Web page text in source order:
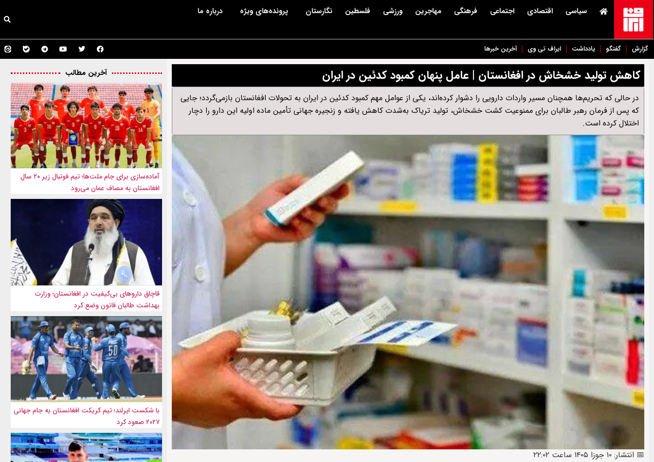
سیاسی اقتصادی اجتماعی فرهنگی مهاجرین ورزشی فلسطین نگارستان پرونده‌های ویژه درباره ما
گزارش گفتگو یادداشت ایراف تی وی آخرین خبرها
کاهش تولید خشخاش در افغانستان | عامل پنهان کمبود کدئین در ایران
در حالی که تحریم‌ها همچنان مسیر واردات دارویی را دشوار کرده‌اند، یکی از عوامل مهم کمبود کدئین در ایران به تحولات افغانستان بازمی‌گردد؛ جایی
که پس از فرمان رهبر طالبان برای ممنوعیت کشت خشخاش، تولید تریاک به‌شدت کاهش یافته و زنجیره جهانی تأمین ماده اولیه این دارو را دچار
اختلال کرده است.
📅 انتشار: ۱۰ جوزا ۱۴۰۵ ساعت ۲۲:۰۲
آخرین مطالب
آماده‌سازی برای جام ملت‌ها؛ تیم فوتبال زیر ۲۰ سال
افغانستان به مصاف عمان می‌رود
قاچاق داروهای بی‌کیفیت در افغانستان؛ وزارت
بهداشت طالبان قانون وضع کرد
با شکست ایرلند؛ تیم کریکت افغانستان به جام جهانی
۲۰۲۷ صعود کرد